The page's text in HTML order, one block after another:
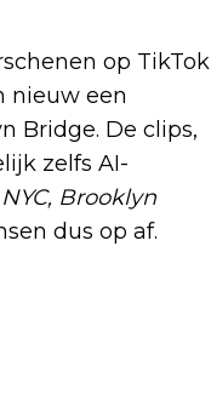
op TikTok
nieuw een
Bridge. De clips,
zelfs AI-
NYC, Brooklyn
dus op af.